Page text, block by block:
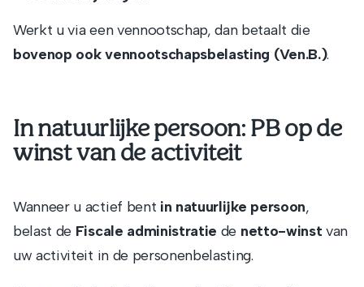
Werkt u via een vennootschap, dan betaalt die
bovenop ook vennootschapsbelasting (Ven.B.).
In natuurlijke persoon: PB op de
winst van de activiteit
Wanneer u actief bent in natuurlijke persoon,
belast de Fiscale administratie de netto-winst van
uw activiteit in de personenbelasting.